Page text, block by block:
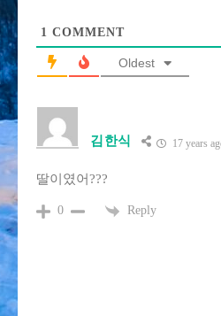
1 COMMENT
Oldest
김한식 17 years
딸이였어???
0 Reply